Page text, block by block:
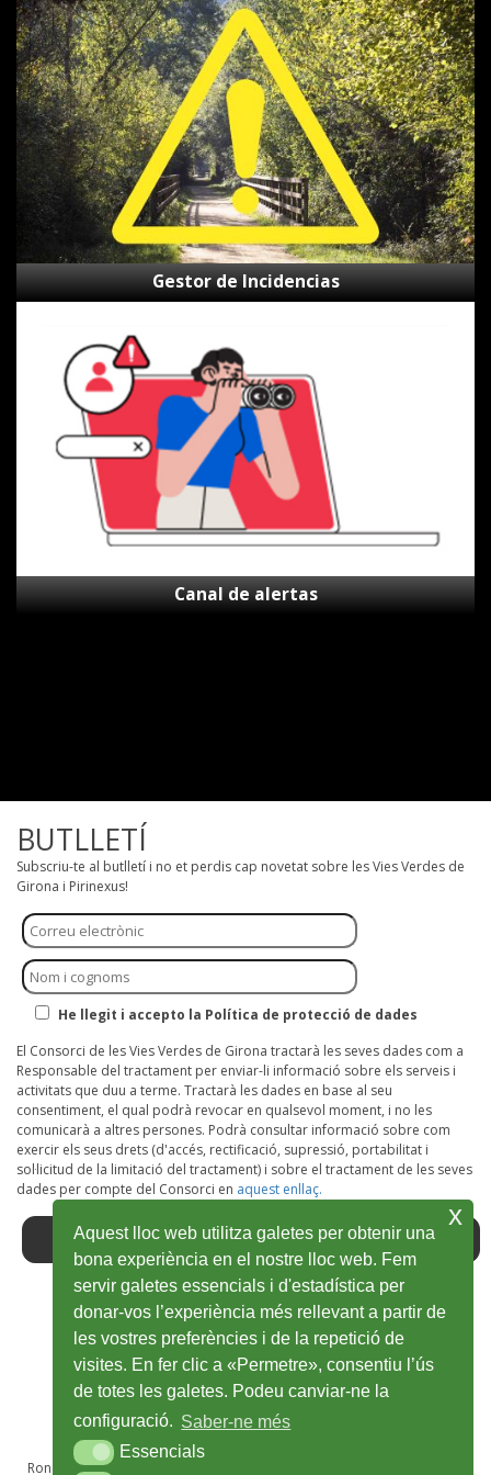
de
Incidencias
Gestor de Incidencias
Canal de alertas
BUTLLETÍ
Subscriu-te al butlletí i no et perdis cap novetat sobre les Vies Verdes de
Girona i Pirinexus!
He llegit i accepto la Política de protecció de dades
El Consorci de les Vies Verdes de Girona tractarà les seves dades com a
Responsable del tractament per enviar-li informació sobre els serveis i
activitats que duu a terme. Tractarà les dades en base al seu
consentiment, el qual podrà revocar en qualsevol moment, i no les
comunicarà a altres persones. Podrà consultar informació sobre com
exercir els seus drets (d'accés, rectificació, supressió, portabilitat i
sol·licitud de la limitació del tractament) i sobre el tractament de les seves
dades per compte del Consorci en aquest enllaç.
Facebook
Abre
en
ventana
nueva
Twitter
Abre
en
ventana
nueva
Youtube
Abre
en
ventana
nueva
Instagram
Abre
en
ventana
nueva
Wikiloc
Abre
en
ventana
nueva
Ronda Sant Antoni Maria Claret, 28A, 1r · 17002 Girona · T 972 48 69 50
Aquest lloc web utilitza galetes per obtenir una
bona experiència en el nostre lloc web. Fem
servir galetes essencials i d'estadística per
donar-vos l’experiència més rellevant a partir de
les vostres preferències i de la repetició de
visites. En fer clic a «Permetre», consentiu l’ús
de totes les galetes. Podeu canviar-ne la
configuració. Saber-ne més
EssencialsEssencials
x